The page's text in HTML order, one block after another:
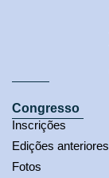
Congresso
Inscrições
Edições anteriores
Fotos